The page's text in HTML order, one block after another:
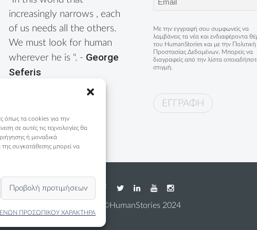
όπως τα cookies για την
σε αυτές τις τεχνολογίες θα
ή μοναδικά
συγκατάθεσης μπορεί να
Προβολή προτιμήσεων
ΠΡΟΣΩΠΙΚΟΥ ΧΑΡΑΚΤΗΡΑ
increasingly narrows , each
of us needs all the others.
We must look for human
wherever he is ". - George
Seferis
Με την εγγραφή σου συμφωνείς να
λαμβάνεις τα νέα και ενδιαφέροντα
του HumanStories και με την Πολιτική
Προστασίας Δεδομένων. Μπορείς να
διαγραφείς από την λίστα
στιγμή.
©HumanStories 2024